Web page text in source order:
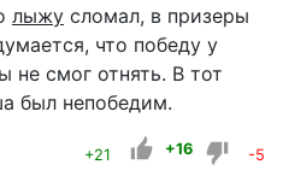
лыжу сломал, в призеры
что победу у
не смог отнять. В тот
был непобедим.
+21 +16 -5